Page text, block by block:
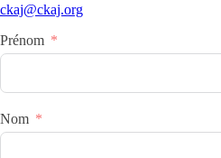
ckaj@ckaj.org
Prénom
Nom